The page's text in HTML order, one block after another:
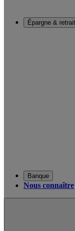
Épargne &
Banque
Nous connaître